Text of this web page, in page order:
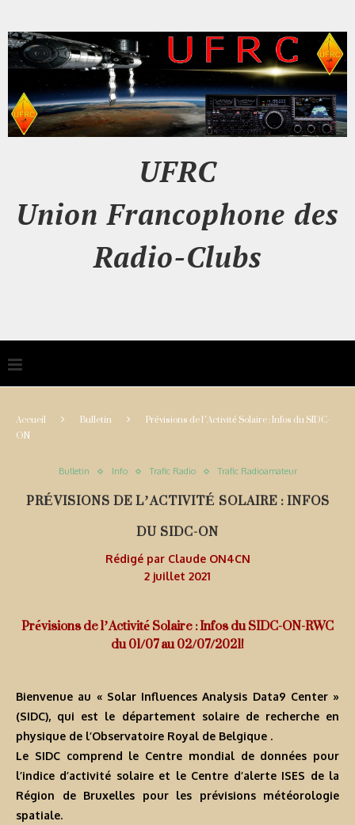
UFRC
Union Francophone des
Radio-Clubs
Accueil Bulletin Prévisions de l’Activité Solaire : Infos du SIDC-
ON
Bulletin Info Trafic Radio Trafic Radioamateur
PRÉVISIONS DE L’ACTIVITÉ SOLAIRE : INFOS
DU SIDC-ON
Rédigé par Claude ON4CN
2 juillet 2021
Prévisions de l’Activité Solaire : Infos du SIDC-ON-RWC
du 01/07 au 02/07/2021!
Bienvenue au « Solar Influences Analysis Data9 Center »
(SIDC), qui est le département solaire de recherche en
physique de l’Observatoire Royal de Belgique .
Le SIDC comprend le Centre mondial de données pour
l’indice d’activité solaire et le Centre d’alerte ISES de la
Région de Bruxelles pour les prévisions météorologie
spatiale.